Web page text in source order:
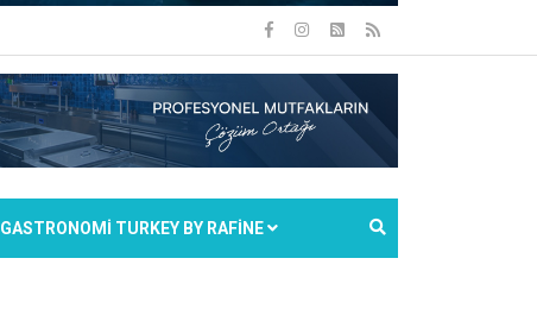
GASTRONOMİ TURKEY BY RAFİNE